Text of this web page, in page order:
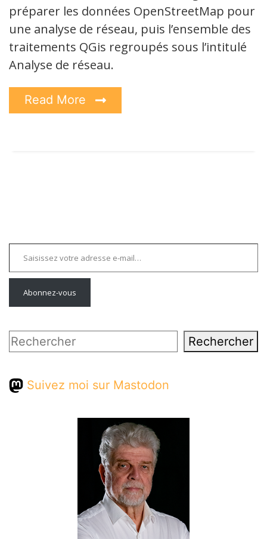
préparer les données OpenStreetMap pour
une analyse de réseau, puis l’ensemble des
traitements QGis regroupés sous l’intitulé
Analyse de réseau.
Read More
Saisissez votre adresse e-mail…
Abonnez-vous
Rechercher Rechercher
Suivez moi sur Mastodon